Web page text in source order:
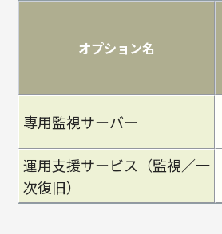
オプション名
専用監視サーバー
運用支援サービス（監視／一
次復旧）